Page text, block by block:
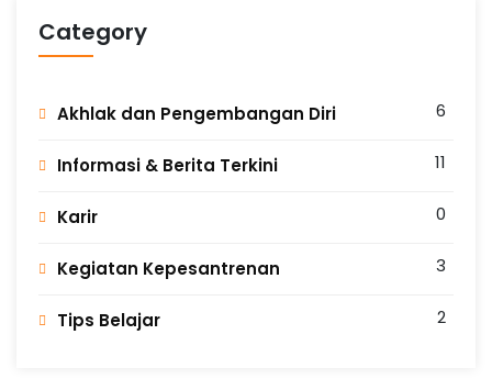
Category
Akhlak dan Pengembangan Diri 6
Informasi & Berita Terkini 11
Karir 0
Kegiatan Kepesantrenan 3
Tips Belajar 2